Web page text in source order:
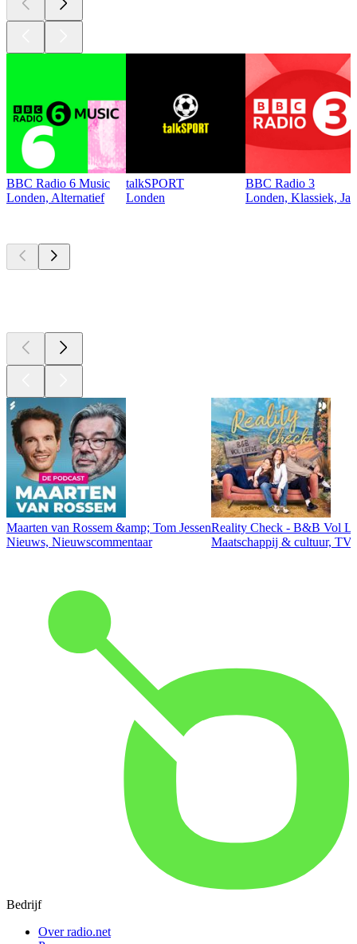
BBC Radio 6 Music
Londen, Alternatief
talkSPORT
Londen
BBC Radio 3
Londen, Klassiek,
Maarten van Rossem &amp; Tom Jessen
Nieuws, Nieuwscommentaar
Reality Check - B&B Vol
Maatschappij & cultuur,
Bedrijf
Over radio.net